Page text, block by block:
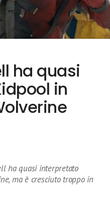
ha quasi
in
ha quasi interpretato
ma è cresciuto troppo in